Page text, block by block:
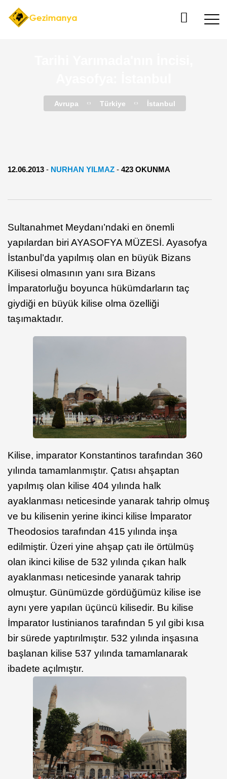
Avrupa Türkiye İstanbul
12.06.2013 - NURHAN YILMAZ - 423 OKUNMA
Sultanahmet Meydanı’ndaki en önemli
yapılardan biri AYASOFYA MÜZESİ. Ayasofya
İstanbul’da yapılmış olan en büyük Bizans
Kilisesi olmasının yanı sıra Bizans
İmparatorluğu boyunca hükümdarların taç
giydiği en büyük kilise olma özelliği
taşımaktadır.
Kilise, imparator Konstantinos tarafından 360
yılında tamamlanmıştır. Çatısı ahşaptan
yapılmış olan kilise 404 yılında halk
ayaklanması neticesinde yanarak tahrip olmuş
ve bu kilisenin yerine ikinci kilise İmparator
Theodosios tarafından 415 yılında inşa
edilmiştir. Üzeri yine ahşap çatı ile örtülmüş
olan ikinci kilise de 532 yılında çıkan halk
ayaklanması neticesinde yanarak tahrip
olmuştur. Günümüzde gördüğümüz kilise ise
aynı yere yapılan üçüncü kilisedir. Bu kilise
İmparator Iustinianos tarafından 5 yıl gibi kısa
bir sürede yaptırılmıştır. 532 yılında inşasına
başlanan kilise 537 yılında tamamlanarak
ibadete açılmıştır.